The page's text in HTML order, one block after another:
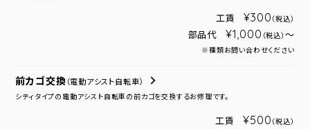
工賃 ¥300 （税込）
部品代 ¥1,000 （税込） ～
※種類お問い合わせください
前カゴ交換 （電動アシスト自転車）
シティタイプの電動アシスト自転車の前カゴを交換するお修理です。
工賃 ¥500 （税込）